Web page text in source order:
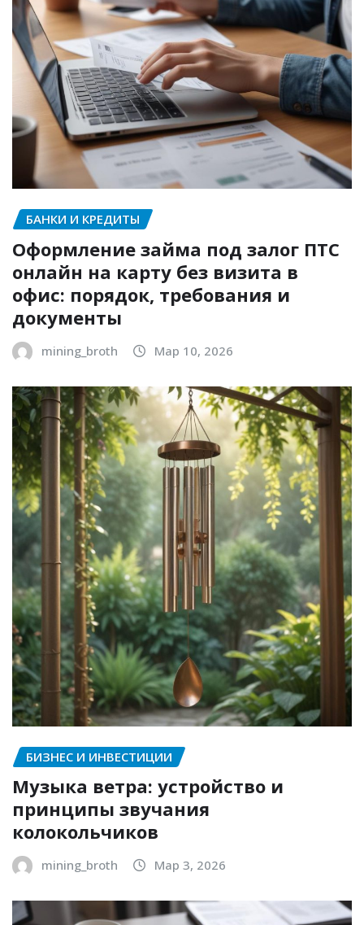
БАНКИ И КРЕДИТЫ
Оформление займа под залог ПТС
онлайн на карту без визита в
офис: порядок, требования и
документы
mining_broth Мар 10, 2026
БИЗНЕС И ИНВЕСТИЦИИ
Музыка ветра: устройство и
принципы звучания
колокольчиков
mining_broth Мар 3, 2026